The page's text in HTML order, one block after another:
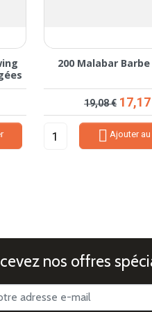
200 Malabar
Prix de base
19,08 € Prix
 Ajouter
nos offres